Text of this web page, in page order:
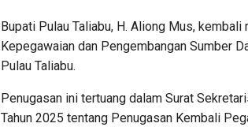
Bupati Pulau Taliabu, H. Aliong Mus,
Kepegawaian dan Pengembangan Sumber
Pulau Taliabu.
Penugasan ini tertuang dalam Surat
Tahun 2025 tentang Penugasan Kembali